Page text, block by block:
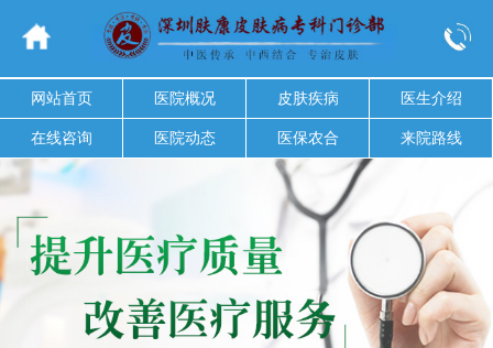
网站首页 医院概况 皮肤疾病 医生介绍
在线咨询 医院动态 医保农合 来院路线